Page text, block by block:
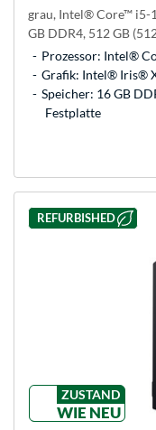
grau, Intel® Core™ i5-
GB DDR4, 512 GB
Prozessor: Intel®
Grafik: Intel® Iris®
Speicher: 16 GB
Festplatte
REFURBISHED
ZUSTAND
WIE NEU